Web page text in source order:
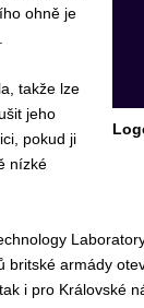
ohně je
takže lze
jeho
pokud ji
nízké
britské armády
i pro Královské